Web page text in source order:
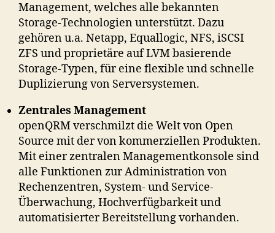
Management, welches alle bekannten
Storage-Technologien unterstützt. Dazu
gehören u.a. Netapp, Equallogic, NFS, iSCSI
ZFS und proprietäre auf LVM basierende
Storage-Typen, für eine flexible und schnelle
Duplizierung von Serversystemen.
Zentrales Management
openQRM verschmilzt die Welt von Open
Source mit der von kommerziellen Produkten.
Mit einer zentralen Managementkonsole sind
alle Funktionen zur Administration von
Rechenzentren, System- und Service-
Überwachung, Hochverfügbarkeit und
automatisierter Bereitstellung vorhanden.